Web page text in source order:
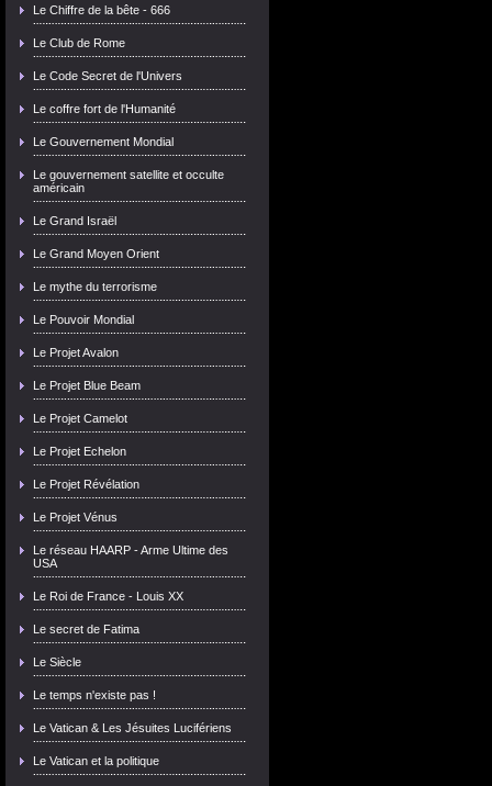
Le Chiffre de la bête - 666
Le Club de Rome
Le Code Secret de l'Univers
Le coffre fort de l'Humanité
Le Gouvernement Mondial
Le gouvernement satellite et occulte
américain
Le Grand Israël
Le Grand Moyen Orient
Le mythe du terrorisme
Le Pouvoir Mondial
Le Projet Avalon
Le Projet Blue Beam
Le Projet Camelot
Le Projet Echelon
Le Projet Révélation
Le Projet Vénus
Le réseau HAARP - Arme Ultime des
USA
Le Roi de France - Louis XX
Le secret de Fatima
Le Siècle
Le temps n'existe pas !
Le Vatican & Les Jésuites Lucifériens
Le Vatican et la politique